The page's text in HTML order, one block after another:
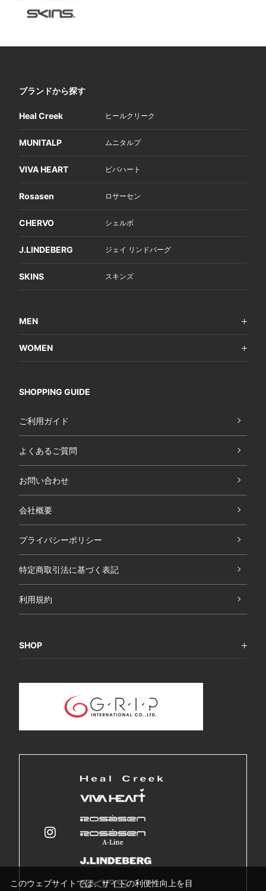
ブランドから探す
Heal Creek ヒールクリーク
MUNITALP ムニタルプ
VIVA HEART ビバハート
Rosasen ロサーセン
CHERVO シェルボ
J.LINDEBERG ジェイ リンドバーグ
SKINS スキンズ
MEN
WOMEN
SHOPPING GUIDE
ご利用ガイド
よくあるご質問
お問い合わせ
会社概要
プライバシーポリシー
特定商取引法に基づく表記
利用規約
SHOP
このウェブサイトでは、サイトの利便性向上を目